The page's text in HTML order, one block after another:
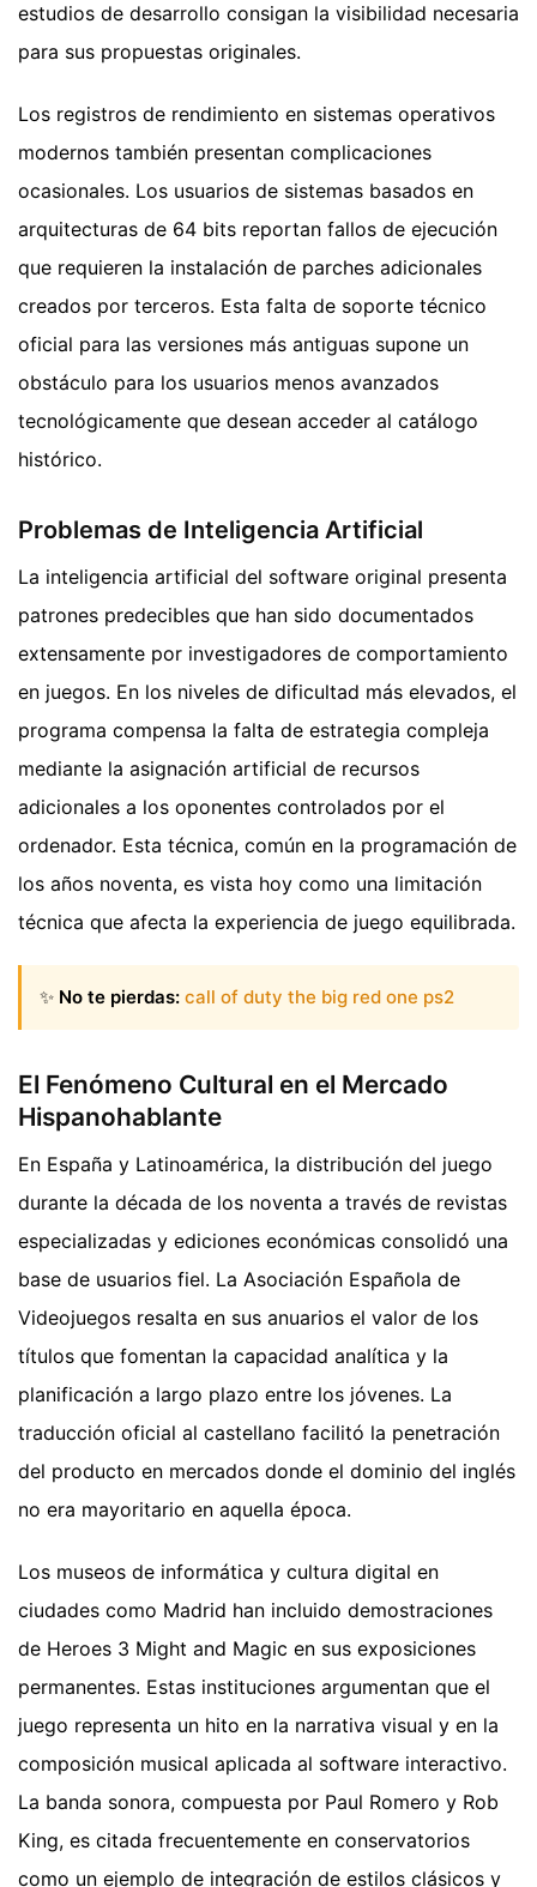
estudios de desarrollo consigan la visibilidad necesaria
para sus propuestas originales.
Los registros de rendimiento en sistemas operativos
modernos también presentan complicaciones
ocasionales. Los usuarios de sistemas basados en
arquitecturas de 64 bits reportan fallos de ejecución
que requieren la instalación de parches adicionales
creados por terceros. Esta falta de soporte técnico
oficial para las versiones más antiguas supone un
obstáculo para los usuarios menos avanzados
tecnológicamente que desean acceder al catálogo
histórico.
Problemas de Inteligencia Artificial
La inteligencia artificial del software original presenta
patrones predecibles que han sido documentados
extensamente por investigadores de comportamiento
en juegos. En los niveles de dificultad más elevados, el
programa compensa la falta de estrategia compleja
mediante la asignación artificial de recursos
adicionales a los oponentes controlados por el
ordenador. Esta técnica, común en la programación de
los años noventa, es vista hoy como una limitación
técnica que afecta la experiencia de juego equilibrada.
✨ No te pierdas: call of duty the big red one ps2
El Fenómeno Cultural en el Mercado
Hispanohablante
En España y Latinoamérica, la distribución del juego
durante la década de los noventa a través de revistas
especializadas y ediciones económicas consolidó una
base de usuarios fiel. La Asociación Española de
Videojuegos resalta en sus anuarios el valor de los
títulos que fomentan la capacidad analítica y la
planificación a largo plazo entre los jóvenes. La
traducción oficial al castellano facilitó la penetración
del producto en mercados donde el dominio del inglés
no era mayoritario en aquella época.
Los museos de informática y cultura digital en
ciudades como Madrid han incluido demostraciones
de Heroes 3 Might and Magic en sus exposiciones
permanentes. Estas instituciones argumentan que el
juego representa un hito en la narrativa visual y en la
composición musical aplicada al software interactivo.
La banda sonora, compuesta por Paul Romero y Rob
King, es citada frecuentemente en conservatorios
como un ejemplo de integración de estilos clásicos y